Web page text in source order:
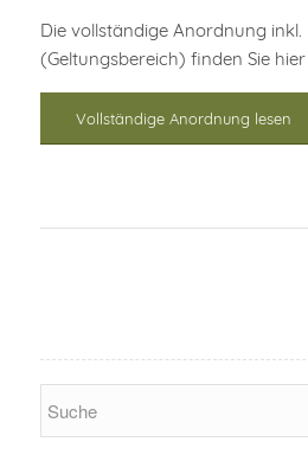
Die vollständige Anordnung inkl.
(Geltungsbereich) finden Sie
Vollständige Anordnung lesen